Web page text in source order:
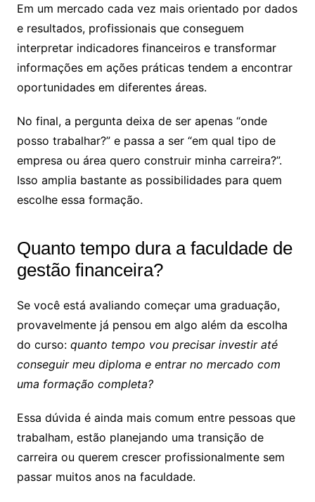
Em um mercado cada vez mais orientado por dados
e resultados, profissionais que conseguem
interpretar indicadores financeiros e transformar
informações em ações práticas tendem a encontrar
oportunidades em diferentes áreas.
No final, a pergunta deixa de ser apenas “onde
posso trabalhar?” e passa a ser “em qual tipo de
empresa ou área quero construir minha carreira?”.
Isso amplia bastante as possibilidades para quem
escolhe essa formação.
Quanto tempo dura a faculdade de
gestão financeira?
Se você está avaliando começar uma graduação,
provavelmente já pensou em algo além da escolha
do curso: quanto tempo vou precisar investir até
conseguir meu diploma e entrar no mercado com
uma formação completa?
Essa dúvida é ainda mais comum entre pessoas que
trabalham, estão planejando uma transição de
carreira ou querem crescer profissionalmente sem
passar muitos anos na faculdade.